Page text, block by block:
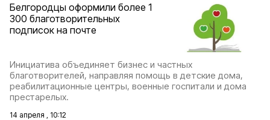
Белгородцы оформили более 1
300 благотворительных
подписок на почте
Инициатива объединяет бизнес и частных
благотворителей, направляя помощь в детские дома,
реабилитационные центры, военные госпитали и дома
престарелых.
14 апреля , 10:12